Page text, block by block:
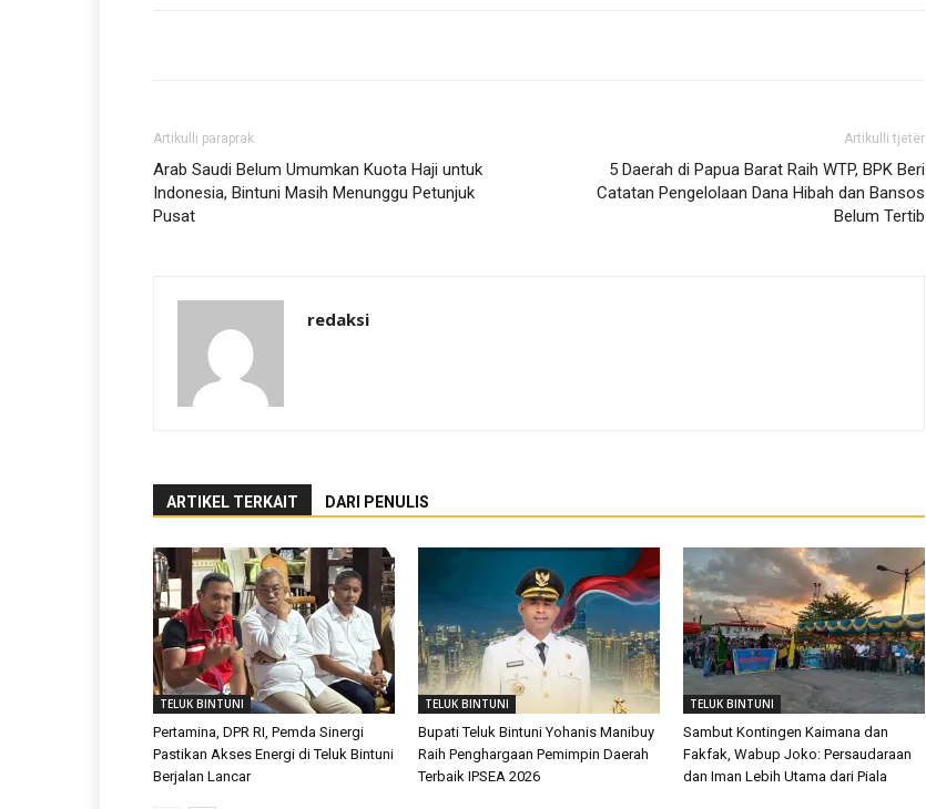
Artikulli paraprak
Arab Saudi Belum Umumkan Kuota Haji untuk
Indonesia, Bintuni Masih Menunggu Petunjuk
Pusat
Artikulli tjetër
5 Daerah di Papua Barat Raih WTP, BPK Beri
Catatan Pengelolaan Dana Hibah dan Bansos
Belum Tertib
redaksi
ARTIKEL TERKAIT DARI PENULIS
TELUK BINTUNI
Pertamina, DPR RI, Pemda Sinergi
Pastikan Akses Energi di Teluk Bintuni
Berjalan Lancar
TELUK BINTUNI
Bupati Teluk Bintuni Yohanis Manibuy
Raih Penghargaan Pemimpin Daerah
Terbaik IPSEA 2026
TELUK BINTUNI
Sambut Kontingen Kaimana dan
Fakfak, Wabup Joko: Persaudaraan
dan Iman Lebih Utama dari Piala